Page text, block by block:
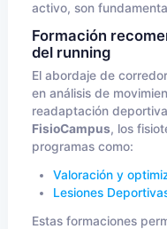
activo, son
Formación
del running
El abordaje de
en análisis de
readaptación
FisioCampus, los
programas como:
Valoración y
Lesiones
Estas formaciones